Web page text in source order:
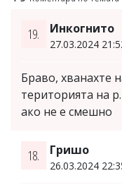
19. Инкогнито
27.03.2024
Браво, хванахте
територията на
ако не е смешно
18. Гришо
26.03.2024